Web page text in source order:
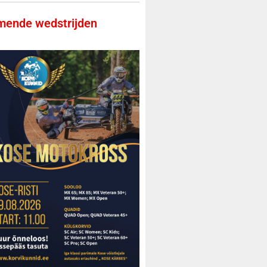
wedstrijden